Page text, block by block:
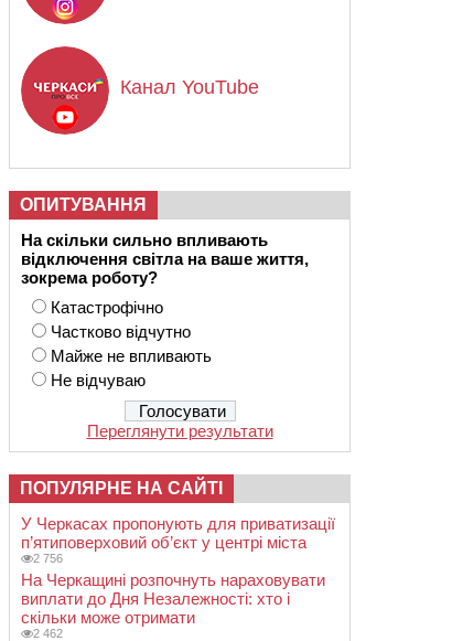
Канал YouTube
ОПИТУВАННЯ
На скільки сильно впливають
відключення світла на ваше життя,
зокрема роботу?
Катастрофічно
Частково відчутно
Майже не впливають
Не відчуваю
Переглянути результати
ПОПУЛЯРНЕ НА САЙТІ
У Черкасах пропонують для приватизації
п’ятиповерховий об’єкт у центрі міста
2 756
На Черкащині розпочнуть нараховувати
виплати до Дня Незалежності: хто і
скільки може отримати
2 462